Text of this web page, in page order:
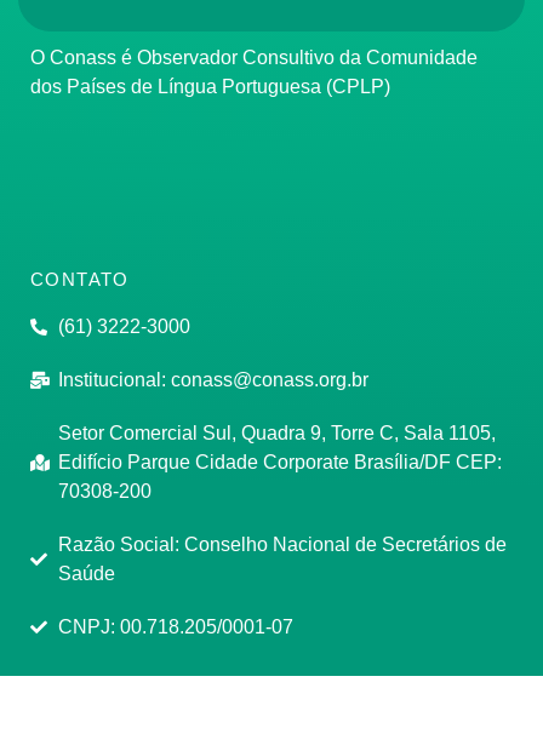
O Conass é Observador Consultivo da Comunidade
dos Países de Língua Portuguesa (CPLP)
CONTATO
(61) 3222-3000
Institucional: conass@conass.org.br
Setor Comercial Sul, Quadra 9, Torre C, Sala 1105,
Edifício Parque Cidade Corporate Brasília/DF CEP:
70308-200
Razão Social: Conselho Nacional de Secretários de
Saúde
CNPJ: 00.718.205/0001-07